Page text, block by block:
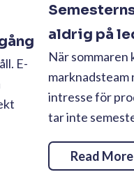
E-
aldrig på
När sommaren
marknadsteam
intresse för
tar inte
Read More